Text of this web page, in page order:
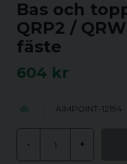
Bas och
QRP2 /
fäste
604 kr
AIMPOINT-12194
- +